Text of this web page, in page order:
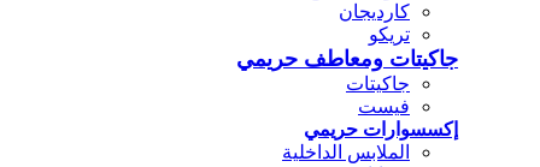
كارديجان
تريكو
جاكيتات ومعاطف حريمي
جاكيتات
فيست
إكسسوارات حريمي
الملابس الداخلية